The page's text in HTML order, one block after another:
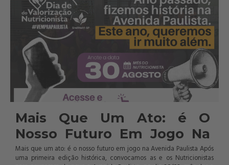
Mais Que Um Ato: é O
Nosso Futuro Em Jogo Na
Avenida Paulista
Mais que um ato: é o nosso futuro em jogo na Avenida Paulista Após
uma primeira edição histórica, convocamos as e os Nutricionistas